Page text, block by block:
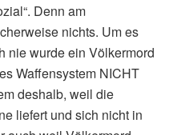
Denn am
nichts. Um es
nie wurde ein Völkermord
Waffensystem NICHT
deshalb, weil die
liefert und sich nicht in